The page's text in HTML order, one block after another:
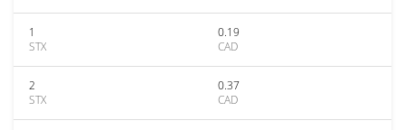
1
STX
0.19
CAD
2
STX
0.37
CAD